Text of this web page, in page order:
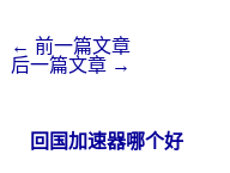
← 前一篇文章
后一篇文章 →
回国加速器哪个好